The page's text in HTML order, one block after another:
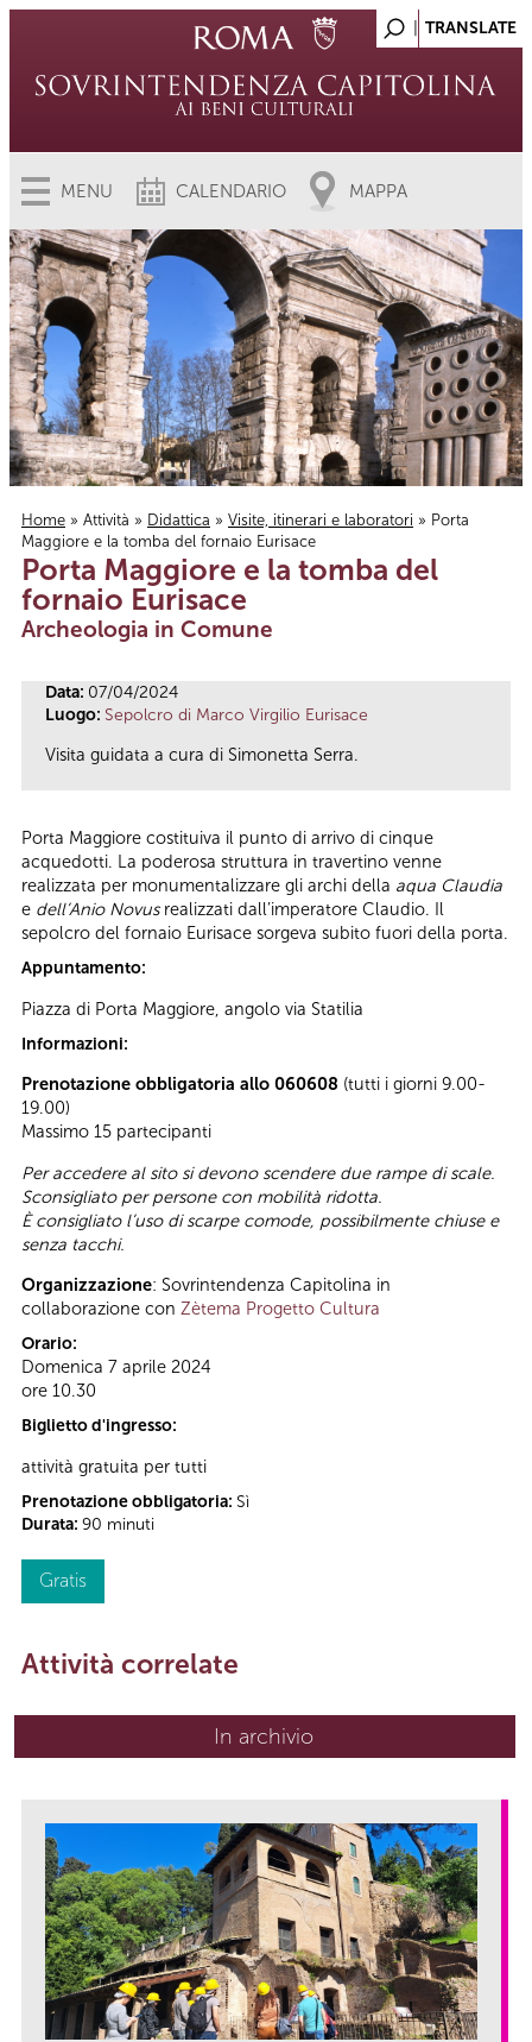
MENU CALENDARIO MAPPA
Tu sei qui
Home » Attività » Didattica » Visite, itinerari e laboratori » Porta
Maggiore e la tomba del fornaio Eurisace
Porta Maggiore e la tomba del
fornaio Eurisace
Archeologia in Comune
Data: 07/04/2024
Luogo: Sepolcro di Marco Virgilio Eurisace
Visita guidata a cura di Simonetta Serra.
Porta Maggiore costituiva il punto di arrivo di cinque
acquedotti. La poderosa struttura in travertino venne
realizzata per monumentalizzare gli archi della aqua Claudia
e dell’Anio Novusrealizzati dall’imperatore Claudio. Il
sepolcro del fornaio Eurisace sorgeva subito fuori della porta.
Appuntamento:
Piazza di Porta Maggiore, angolo via Statilia
Informazioni:
Prenotazione obbligatoria allo 060608 (tutti i giorni 9.00-
19.00)
Massimo 15 partecipanti
Per accedere al sito si devono scendere due rampe di scale.
Sconsigliato per persone con mobilità ridotta.
È consigliato l’uso di scarpe comode, possibilmente chiuse e
senza tacchi.
Organizzazione: Sovrintendenza Capitolina in
collaborazione con Zètema Progetto Cultura
Orario:
Domenica 7 aprile 2024
ore 10.30
Biglietto d'ingresso:
attività gratuita per tutti
Prenotazione obbligatoria: Sì
Durata: 90 minuti
Gratis
Attività correlate
In archivio